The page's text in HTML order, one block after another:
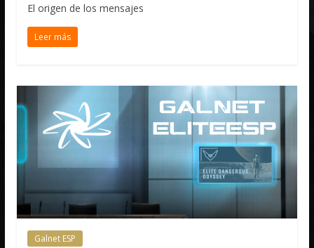
El origen de los mensajes
Leer más
Galnet ESP